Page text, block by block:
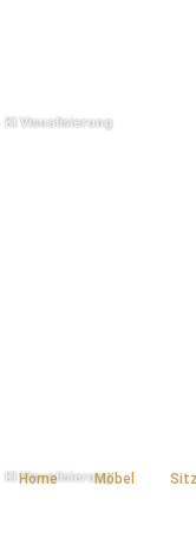
Home Möbel